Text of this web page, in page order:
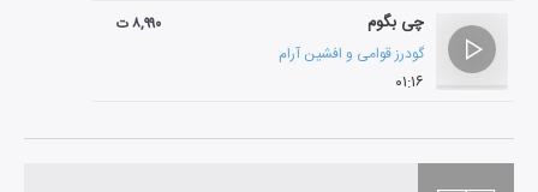
چی بگوم
گودرز قوامی و افشین آرام
۰۱:۱۶
۸,۹۹۰ ت